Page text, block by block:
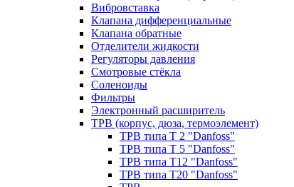
Вибровставка
Клапана дифференциальные
Клапана обратные
Отделители жидкости
Регуляторы давления
Смотровые стёкла
Соленоиды
Фильтры
Электронный расширитель
ТРВ (корпус, дюза, термоэлемент)
ТРВ типа Т 2 "Danfoss"
ТРВ типа Т 5 "Danfoss"
ТРВ типа Т12 "Danfoss"
ТРВ типа Т20 "Danfoss"